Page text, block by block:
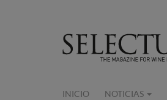
INICIO NOTICIAS